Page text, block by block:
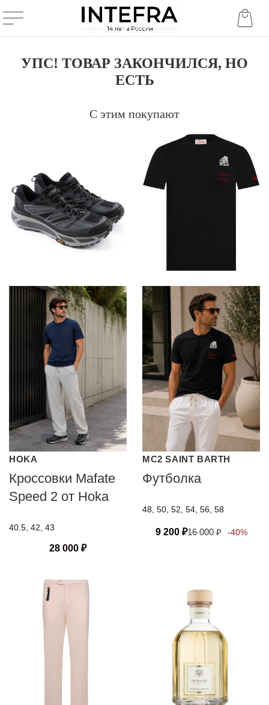
УПС! ТОВАР ЗАКОНЧИЛСЯ, НО
ЕСТЬ
С этим покупают
HOKA
Кроссовки Mafate
Speed 2 от Hoka
40.5, 42, 43
28 000 ₽
MC2 SAINT BARTH
Футболка
48, 50, 52, 54, 56, 58
9 200 ₽16 000₽ -40%